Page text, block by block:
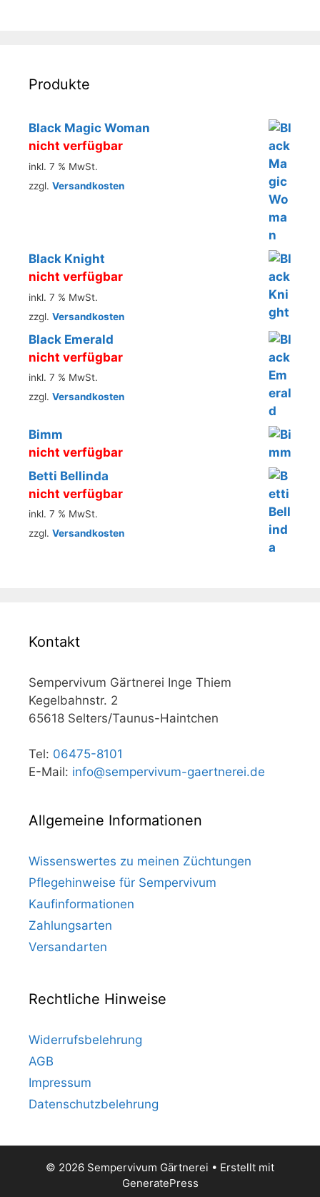
Produkte
Black Magic Woman
nicht verfügbar
inkl. 7 % MwSt.
zzgl. Versandkosten
Black Knight
nicht verfügbar
inkl. 7 % MwSt.
zzgl. Versandkosten
Black Emerald
nicht verfügbar
inkl. 7 % MwSt.
zzgl. Versandkosten
Bimm
nicht verfügbar
Betti Bellinda
nicht verfügbar
inkl. 7 % MwSt.
zzgl. Versandkosten
Kontakt
Sempervivum Gärtnerei Inge Thiem
Kegelbahnstr. 2
65618 Selters/Taunus-Haintchen
Tel: 06475-8101
E-Mail: info@sempervivum-gaertnerei.de
Allgemeine Informationen
Wissenswertes zu meinen Züchtungen
Pflegehinweise für Sempervivum
Kaufinformationen
Zahlungsarten
Versandarten
Rechtliche Hinweise
Widerrufsbelehrung
AGB
Impressum
Datenschutzbelehrung
© 2026 Sempervivum Gärtnerei • Erstellt mit
GeneratePress